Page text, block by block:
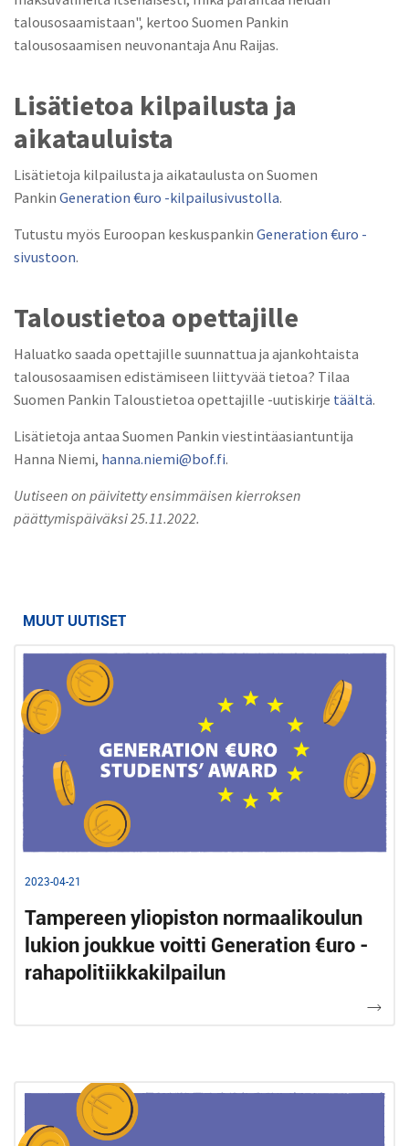
talousosaamistaan", kertoo Suomen Pankin
talousosaamisen neuvonantaja Anu Raijas.
Lisätietoa kilpailusta ja
aikatauluista
Lisätietoja kilpailusta ja aikataulusta on Suomen
Pankin Generation €uro -kilpailusivustolla.
Tutustu myös Euroopan keskuspankin Generation €uro -
sivustoon.
Taloustietoa opettajille
Haluatko saada opettajille suunnattua ja ajankohtaista
talousosaamisen edistämiseen liittyvää tietoa? Tilaa
Suomen Pankin Taloustietoa opettajille -uutiskirje täältä.
Lisätietoja antaa Suomen Pankin viestintäasiantuntija
Hanna Niemi, hanna.niemi@bof.fi.
Uutiseen on päivitetty ensimmäisen kierroksen
päättymispäiväksi 25.11.2022.
MUUT UUTISET
2023-04-21
Tampereen yliopiston normaalikoulun
lukion joukkue voitti Generation €uro -
rahapolitiikkakilpailun